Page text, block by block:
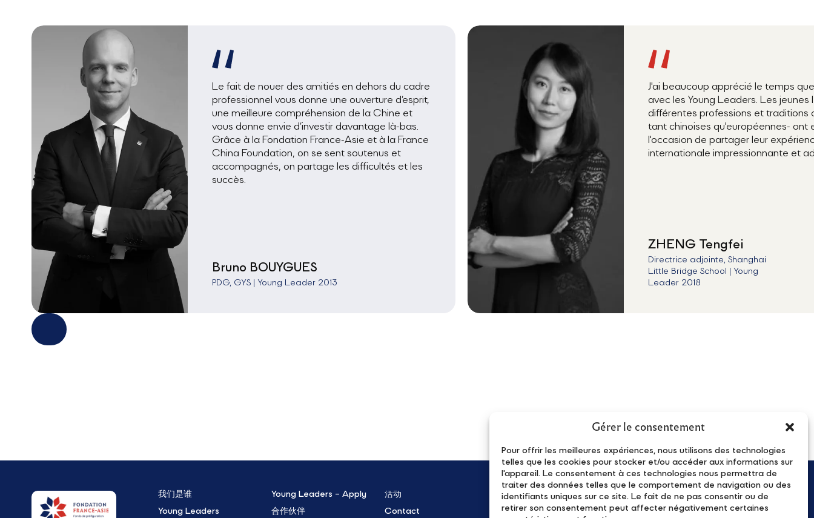
Gérer le consentement
Pour offrir les meilleures expériences, nous utilisons des technologies
telles que les cookies pour stocker et/ou accéder aux informations sur
l'appareil. Le consentement à ces technologies nous permettra de
traiter des données telles que le comportement de navigation ou des
identifiants uniques sur ce site. Le fait de ne pas consentir ou de
retirer son consentement peut affecter négativement certaines
Le fait de nouer des amitiés en dehors du cadre
professionnel vous donne une ouverture d’esprit,
une meilleure compréhension de la Chine et
vous donne envie d’investir davantage là-bas.
Grâce à la Fondation France-Asie et à la France
China Foundation, on se sent soutenus et
accompagnés, on partage les difficultés et les
succès.
Bruno BOUYGUES
PDG, GYS | Young Leader 2013
J'ai beaucoup apprécié le temps
avec les Young Leaders. Les jeunes
différentes professions et traditions
tant chinoises qu'européennes- ont
l'occasion de partager leur
internationale impressionnante et
ZHENG Tengfei
Directrice adjointe, Shanghai
Little Bridge School | Young
Leader 2018
我们是谁
Young Leaders
Young Leaders – Apply
合作伙伴
活动
Contact
订阅我们的时事通讯